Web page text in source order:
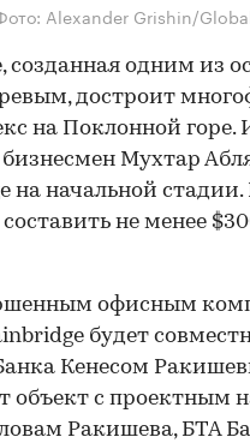
Alexander Grishin/
одним из
достроит
на Поклонной горе.
Мухтар
на начальной
не менее
офисным
будет
Кенесом
объект с проектным
Ракишева, БТА